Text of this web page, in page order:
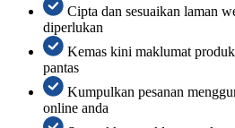
Cipta dan sesuaikan laman
diperlukan
Kemas kini maklumat
pantas
Kumpulkan pesanan
online anda